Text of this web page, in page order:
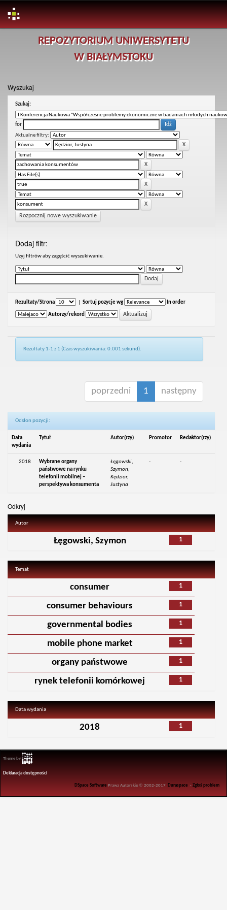
REPOZYTORIUM UNIWERSYTETU
W BIAŁYMSTOKU
Wyszukaj
Szukaj:
for
Aktualne filtry:
Rozpocznij nowe wyszukiwanie
Dodaj filtr:
Uzyj filtrów aby zagęścić wyszukiwanie.
Rezultaty/Strona Sortuj pozycje wg In order
Autorzy/rekord
Rezultaty 1-1 z 1 (Czas wyszukiwania: 0.001 sekund).
poprzedni 1 następny
Odsłon pozycji:
Data
wydania
Tytuł Autor(rzy) Promotor Redaktor(rzy)
2018
Wybrane organy
państwowe na rynku
telefonii mobilnej –
perspektywa konsumenta
Łęgowski,
Szymon;
Kędzior,
Justyna
- -
Odkryj
Autor
1
Łęgowski, Szymon
Temat
1
consumer
1
consumer behaviours
1
governmental bodies
1
mobile phone market
1
organy państwowe
1
rynek telefonii komórkowej
Data wydania
1
2018
Theme by
Deklaracja dostępności
DSpace Software Prawa Autorskie © 2002-2017 Duraspace -Zgłoś problem